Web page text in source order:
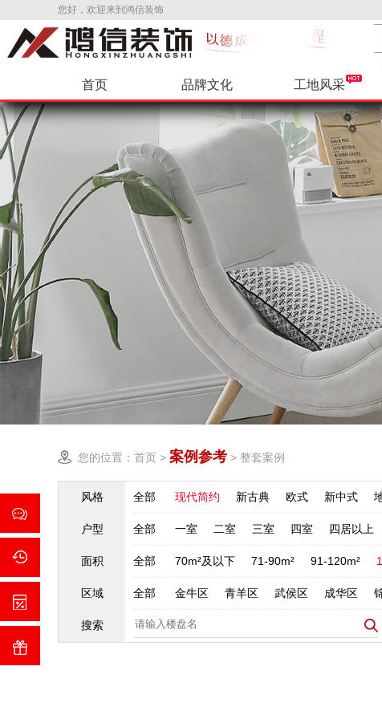
您好，欢迎来到鸿信装饰
首页 品牌文化
公司新闻 公司招聘
工地风采
VR样板间
环保辅料 透
您的位置： 首页 > 案例参考 > 整套案例
风格
户型
面积
区域
搜索
全部 现代简约 新古典 欧式 新中式
全部 一室 二室 三室 四室 四居以上
全部 70m²及以下 71-90m² 91-120m²
全部 金牛区 青羊区 武侯区 成华区